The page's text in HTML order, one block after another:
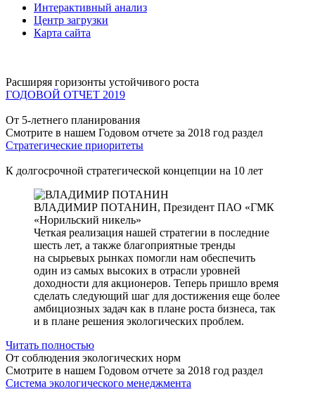
Интерактивный анализ
Центр загрузки
Карта сайта
Расширяя горизонты устойчивого роста
ГОДОВОЙ ОТЧЕТ 2019
От 5-летнего планирования
Смотрите в нашем Годовом отчете за 2018 год раздел
Стратегические приоритеты
К долгосрочной стратегической концепции на 10 лет
ВЛАДИМИР ПОТАНИН, Президент ПАО «ГМК
«Норильский никель»
Четкая реализация нашей стратегии в последние
шесть лет, а также благоприятные тренды
на сырьевых рынках помогли нам обеспечить
один из самых высоких в отрасли уровней
доходности для акционеров. Теперь пришло время
сделать следующий шаг для достижения еще более
амбициозных задач как в плане роста бизнеса, так
и в плане решения экологических проблем.
Читать полностью
От соблюдения экологических норм
Смотрите в нашем Годовом отчете за 2018 год раздел
Система экологического менеджмента